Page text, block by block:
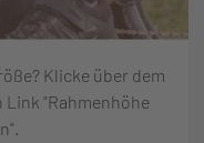
Klicke über dem
"Rahmenhöhe